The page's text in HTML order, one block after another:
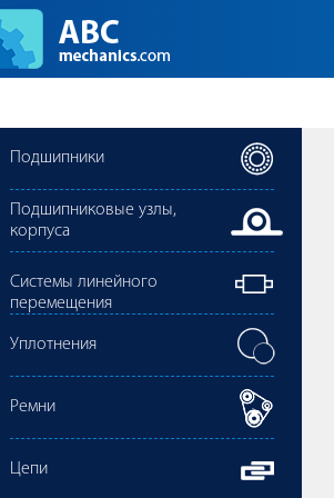
Подшипники
Подшипниковые узлы,
корпуса
Cистемы линейного
перемещения
Уплотнения
Ремни
Цепи